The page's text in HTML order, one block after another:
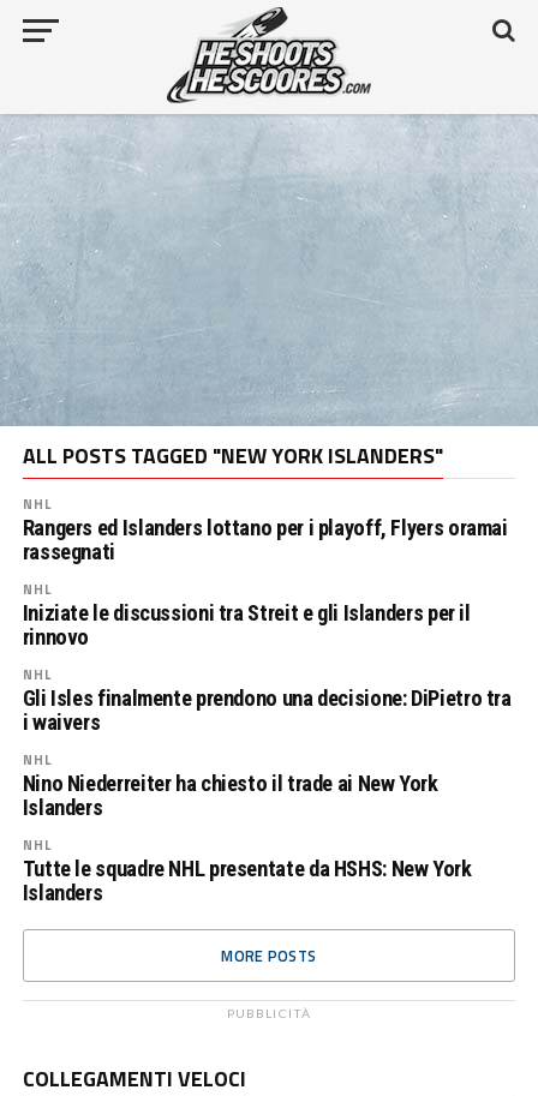
ALL POSTS TAGGED "NEW YORK ISLANDERS"
NHL
Rangers ed Islanders lottano per i playoff, Flyers oramai
rassegnati
NHL
Iniziate le discussioni tra Streit e gli Islanders per il
rinnovo
NHL
Gli Isles finalmente prendono una decisione: DiPietro tra
i waivers
NHL
Nino Niederreiter ha chiesto il trade ai New York
Islanders
NHL
Tutte le squadre NHL presentate da HSHS: New York
Islanders
MORE POSTS
PUBBLICITÀ
COLLEGAMENTI VELOCI